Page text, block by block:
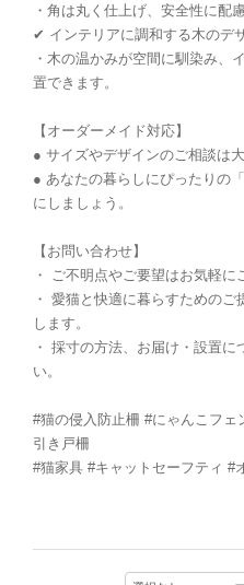
・角は丸く仕上げ、安全性に配
✔ インテリアに調和する木のデ
・木の温かみが空間に馴染み、
置できます。
【オーダーメイド対応】
● サイズやデザインのご相談は大
● あなたの暮らしにぴったりの
にしましょう。
【お問い合わせ】
・ ご不明点やご要望はお気軽に
・ 愛猫と快適に暮らすための
します。
・ 採寸の方法、お届け・設置
い。
#猫の侵入防止柵 #にゃんこフ
引き戸柵
#猫家具 #キャットセーフティ #